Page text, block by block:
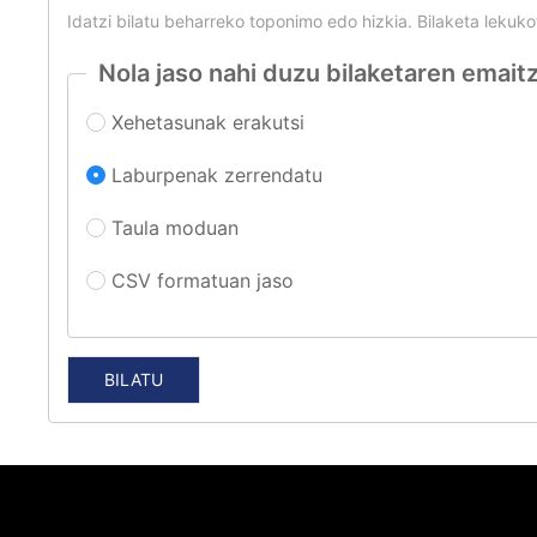
Idatzi bilatu beharreko toponimo edo hizkia. Bilaketa
Nola jaso nahi duzu bilaketaren
Xehetasunak erakutsi
Laburpenak zerrendatu
Taula moduan
CSV formatuan jaso